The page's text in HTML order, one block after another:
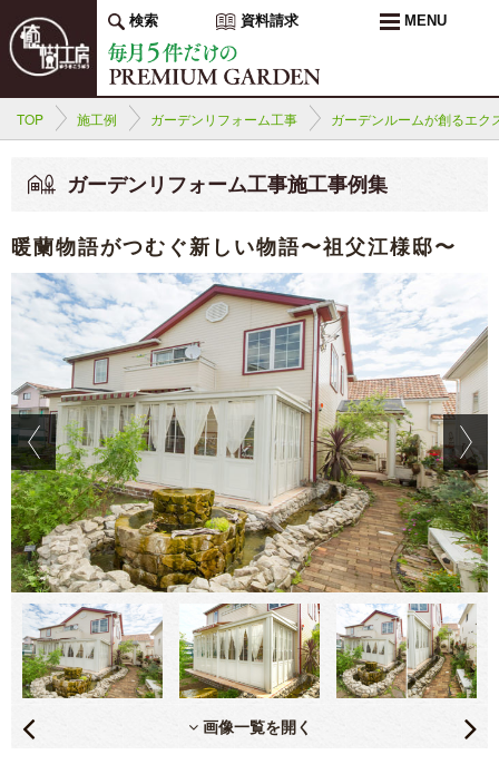
検索 資料請求 MENU
TOP 施工例 ガーデンリフォーム工事 ガーデンルームが創るエク
ガーデンリフォーム工事施工事例集
暖蘭物語がつむぐ新しい物語〜祖父江様邸〜
画像一覧を開く